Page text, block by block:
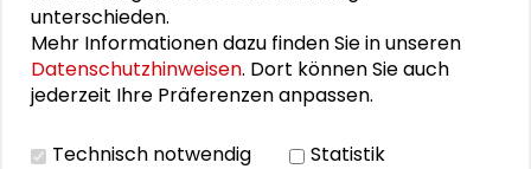
Krieg und Frieden im Weltraum
Blogbeitrag von Thomas Hörber.
unterschieden.
Mehr Informationen dazu finden Sie in unseren
Datenschutzhinweisen. Dort können Sie auch
jederzeit Ihre Präferenzen anpassen.
Technisch notwendig Statistik